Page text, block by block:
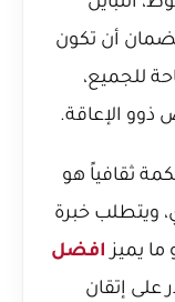
أن تكون
للجميع،
الإعاقة.
ثقافياً هو
ويتطلب خبرة
يميز افضل
على إتقان